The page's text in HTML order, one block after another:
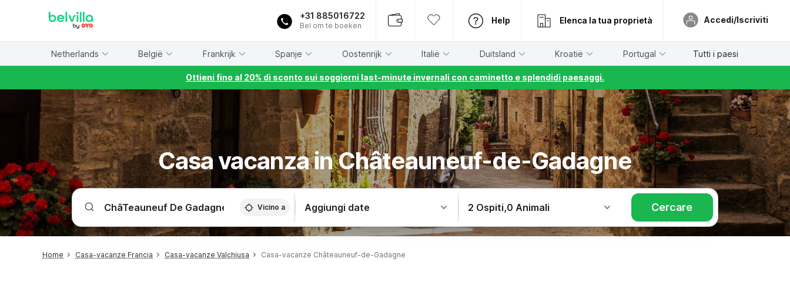
+31 885016722
Bel om te boeken
Help Elenca la tua proprietà Accedi/Iscriviti
Netherlands België Frankrijk Spanje Oostenrijk Italië Duitsland Kroatië Portugal Tutti i paesi
Ottieni fino al 20% di sconto sui soggiorni last-minute invernali con caminetto e splendidi paesaggi.
Casa vacanza in Châteauneuf-de-Gadagne
Vicino a Aggiungi date 2 Ospiti,0 Animali Cercare
Home Casa-vacanze Francia Casa-vacanze Valchiusa Casa-vacanze Châteauneuf-de-Gadagne